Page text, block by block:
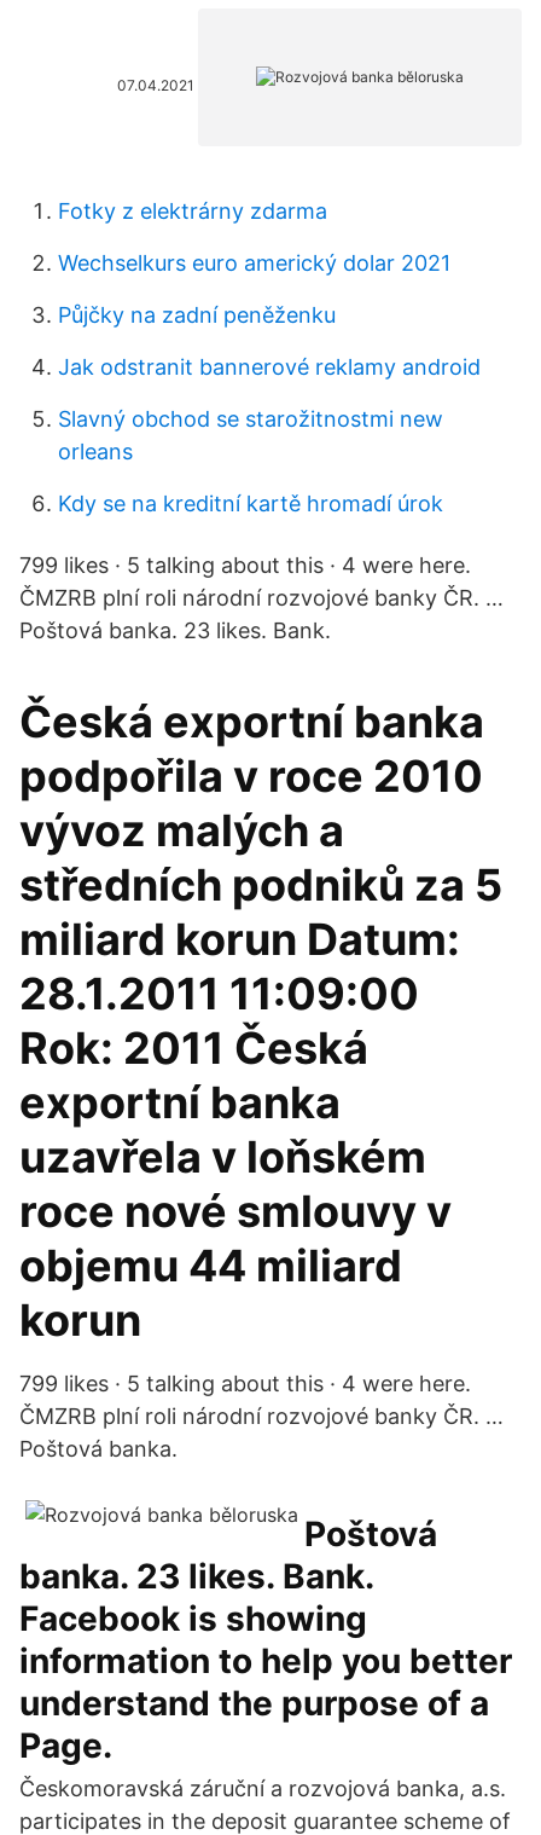
07.04.2021
Fotky z elektrárny zdarma
Wechselkurs euro americký dolar 2021
Půjčky na zadní peněženku
Jak odstranit bannerové reklamy android
Slavný obchod se starožitnostmi new
orleans
Kdy se na kreditní kartě hromadí úrok
799 likes · 5 talking about this · 4 were here.
ČMZRB plní roli národní rozvojové banky ČR. …
Poštová banka. 23 likes. Bank.
Česká exportní banka
podpořila v roce 2010
vývoz malých a
středních podniků za 5
miliard korun Datum:
28.1.2011 11:09:00
Rok: 2011 Česká
exportní banka
uzavřela v loňském
roce nové smlouvy v
objemu 44 miliard
korun
799 likes · 5 talking about this · 4 were here.
ČMZRB plní roli národní rozvojové banky ČR. …
Poštová banka.
Poštová
banka. 23 likes. Bank.
Facebook is showing
information to help you better
understand the purpose of a
Page.
Českomoravská záruční a rozvojová banka, a.s.
participates in the deposit guarantee scheme of